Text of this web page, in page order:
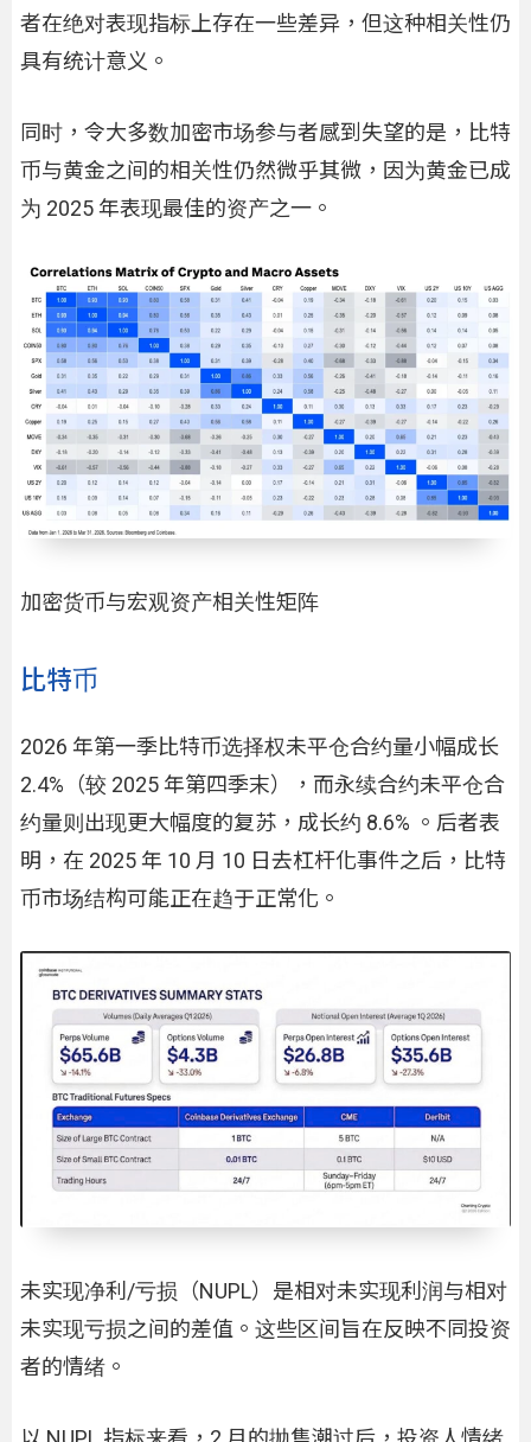
者在绝对表现指标上存在一些差异，但这种相关性仍
具有统计意义。
同时，令大多数加密市场参与者感到失望的是，比特
币与黄金之间的相关性仍然微乎其微，因为黄金已成
为 2025 年表现最佳的资产之一。
加密货币与宏观资产相关性矩阵
比特币
2026 年第一季比特币选择权未平仓合约量小幅成长
2.4%（较 2025 年第四季末），而永续合约未平仓合
约量则出现更大幅度的复苏，成长约 8.6% 。后者表
明，在 2025 年 10 月 10 日去杠杆化事件之后，比特
币市场结构可能正在趋于正常化。
未实现净利/亏损（NUPL）是相对未实现利润与相对
未实现亏损之间的差值。这些区间旨在反映不同投资
者的情绪。